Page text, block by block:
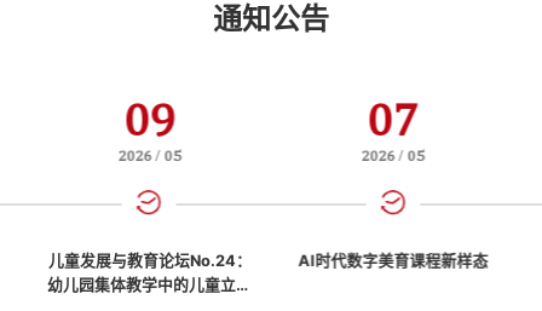
通知公告
09
2026 / 05
儿童发展与教育论坛No.24：
幼儿园集体教学中的儿童立场
07
2026 / 05
AI时代数字美育课程新样态